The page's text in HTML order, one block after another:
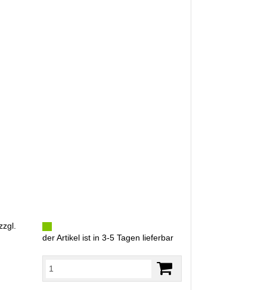
der Artikel ist in 3-5 Tagen lieferbar